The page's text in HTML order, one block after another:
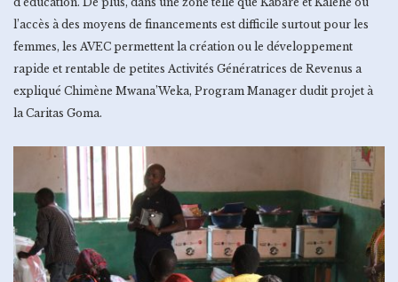
l’accès à des moyens de financements est difficile surtout pour les
femmes, les AVEC permettent la création ou le développement
rapide et rentable de petites Activités Génératrices de Revenus a
expliqué Chimène Mwana’Weka, Program Manager dudit projet à
la Caritas Goma.